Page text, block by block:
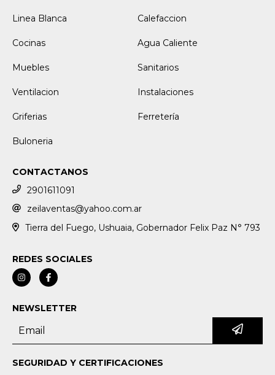
Linea Blanca Calefaccion
Cocinas Agua Caliente
Muebles Sanitarios
Ventilacion Instalaciones
Griferias Ferretería
Buloneria
CONTACTANOS
2901611091
zeilaventas@yahoo.com.ar
Tierra del Fuego, Ushuaia, Gobernador Felix Paz N° 793
REDES SOCIALES
NEWSLETTER
SEGURIDAD Y CERTIFICACIONES